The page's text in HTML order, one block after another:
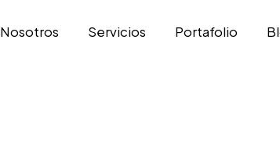
Nosotros Servicios Portafolio